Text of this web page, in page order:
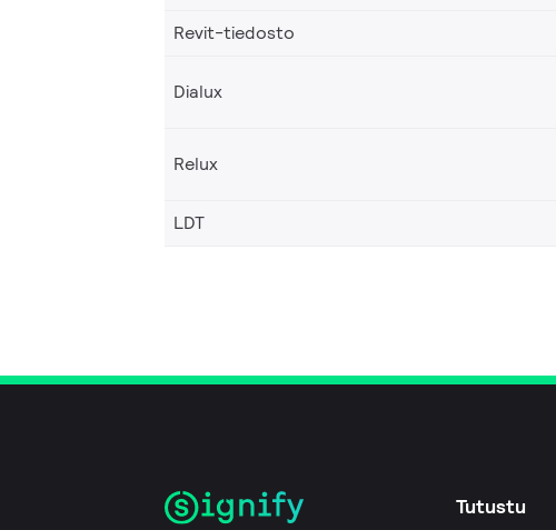
Revit-tiedosto
Dialux
Relux
LDT
Tutustu